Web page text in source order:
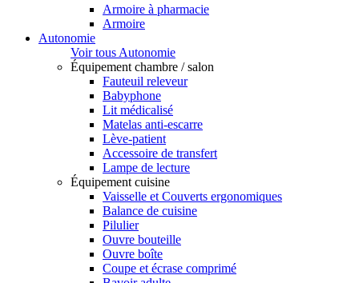
Armoire à pharmacie
Armoire
Autonomie
Voir tous Autonomie
Équipement chambre / salon
Fauteuil releveur
Babyphone
Lit médicalisé
Matelas anti-escarre
Lève-patient
Accessoire de transfert
Lampe de lecture
Équipement cuisine
Vaisselle et Couverts ergonomiques
Balance de cuisine
Pilulier
Ouvre bouteille
Ouvre boîte
Coupe et écrase comprimé